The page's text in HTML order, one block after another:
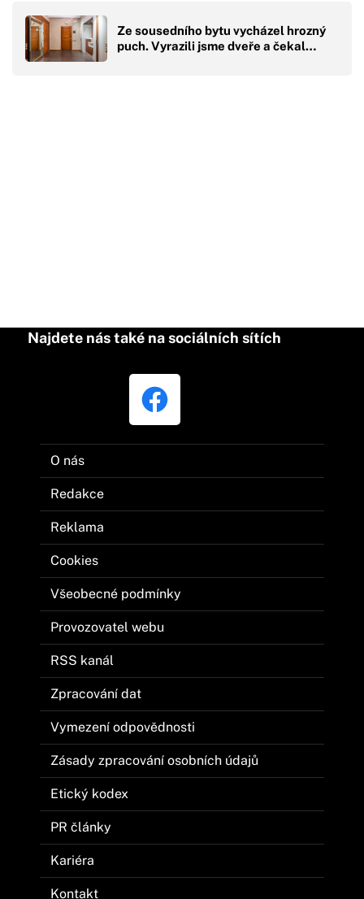
Ze sousedního bytu vycházel hrozný
puch. Vyrazili jsme dveře a čekal…
Najdete nás také na sociálních sítích
O nás
Redakce
Reklama
Cookies
Všeobecné podmínky
Provozovatel webu
RSS kanál
Zpracování dat
Vymezení odpovědnosti
Zásady zpracování osobních údajů
Etický kodex
PR články
Kariéra
Kontakt